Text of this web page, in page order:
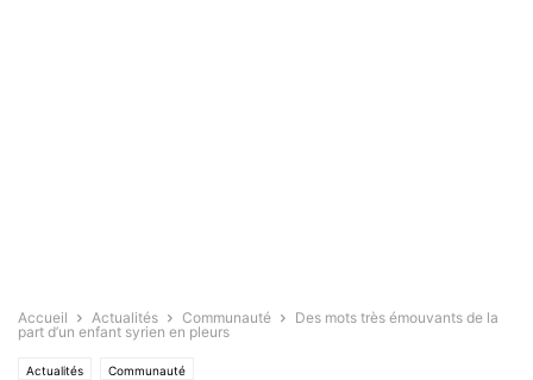
Accueil Actualités Communauté
Des mots très émouvants de la
part d’un enfant syrien en pleurs
Actualités Communauté